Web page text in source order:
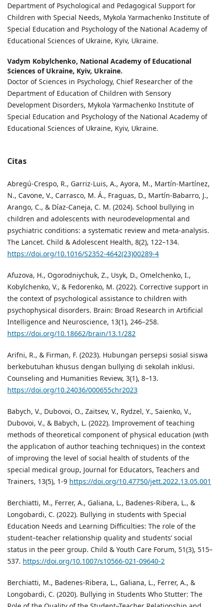
Department of Psychological and Pedagogical Support for
Children with Special Needs, Mykola Yarmachenko Institute of
Special Education and Psychology of the National Academy of
Educational Sciences of Ukraine, Kyiv, Ukraine.
Vadym Kobylchenko, National Academy of Educational
Sciences of Ukraine, Kyiv, Ukraine.
Doctor of Sciences in Psychology, Chief Researcher of the
Department of Education of Children with Sensory
Development Disorders, Mykola Yarmachenko Institute of
Special Education and Psychology of the National Academy of
Educational Sciences of Ukraine, Kyiv, Ukraine.
Citas
Abregú-Crespo, R., Garriz-Luis, A., Ayora, M., Martín-Martínez,
N., Cavone, V., Carrasco, M. Á., Fraguas, D., Martín-Babarro, J.,
Arango, C., & Díaz-Caneja, C. M. (2024). School bullying in
children and adolescents with neurodevelopmental and
psychiatric conditions: a systematic review and meta-analysis.
The Lancet. Child & Adolescent Health, 8(2), 122–134.
https://doi.org/10.1016/S2352-4642(23)00289-4
Afuzova, H., Ogorodniychuk, Z., Usyk, D., Omelchenko, I.,
Kobylchenko, V., & Fedorenko, M. (2022). Corrective support in
the context of psychological assistance to children with
psychophysical disorders. Brain: Broad Research in Artificial
Intelligence and Neuroscience, 13(1), 246–258.
https://doi.org/10.18662/brain/13.1/282
Arifni, R., & Firman, F. (2023). Hubungan persepsi sosial siswa
berkebutuhan khusus dengan bullying di sekolah inklusi.
Counseling and Humanities Review, 3(1), 8–13.
https://doi.org/10.24036/000655chr2023
Babych, V., Dubovoi, O., Zaitsev, V., Rydzel, Y., Saienko, V.,
Dubovoi, V., & Babych, L. (2022). Improvement of teaching
methods of theoretical component of physical education (wıth
the applicatıon of author teaching techniques) in the context
of improving the level of social health of students of the
special medical group, Journal for Educators, Teachers and
Trainers, 13(5), 1-9 https://doi.org/10.47750/jett.2022.13.05.001
Berchiatti, M., Ferrer, A., Galiana, L., Badenes-Ribera, L., &
Longobardi, C. (2022). Bullying in students with Special
Education Needs and Learning Difficulties: The role of the
student–teacher relationship quality and students’ social
status in the peer group. Child & Youth Care Forum, 51(3), 515–
537. https://doi.org/10.1007/s10566-021-09640-2
Berchiatti, M., Badenes-Ribera, L., Galiana, L., Ferrer, A., &
Longobardi, C. (2020). Bullying in Students Who Stutter: The